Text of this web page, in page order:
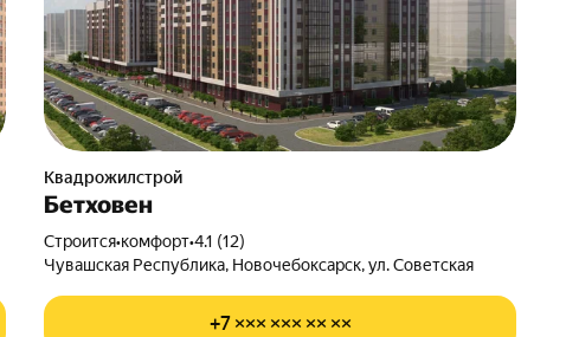
Квадрожилстрой
Бетховен
Строится•комфорт•4.1 (12)
Чувашская Республика, Новочебоксарск, ул. Советская
+7 ××× ××× ×× ××